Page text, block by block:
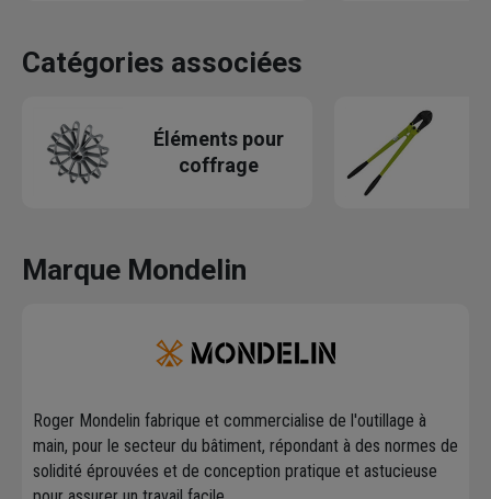
Catégories associées
Éléments pour
coffrage
Marque Mondelin
Roger Mondelin fabrique et commercialise de l'outillage à
main, pour le secteur du bâtiment, répondant à des normes de
solidité éprouvées et de conception pratique et astucieuse